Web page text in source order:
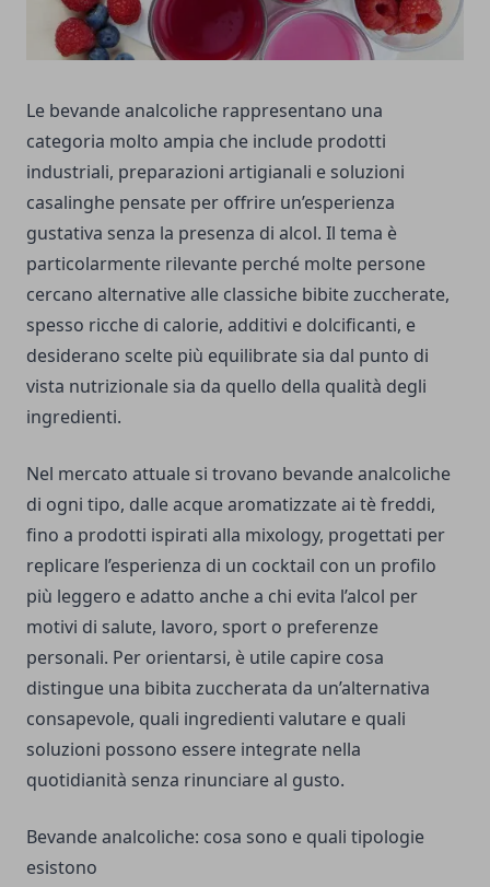
Le bevande analcoliche rappresentano una
categoria molto ampia che include prodotti
industriali, preparazioni artigianali e soluzioni
casalinghe pensate per offrire un’esperienza
gustativa senza la presenza di alcol. Il tema è
particolarmente rilevante perché molte persone
cercano alternative alle classiche bibite zuccherate,
spesso ricche di calorie, additivi e dolcificanti, e
desiderano scelte più equilibrate sia dal punto di
vista nutrizionale sia da quello della qualità degli
ingredienti.
Nel mercato attuale si trovano bevande analcoliche
di ogni tipo, dalle acque aromatizzate ai tè freddi,
fino a prodotti ispirati alla mixology, progettati per
replicare l’esperienza di un cocktail con un profilo
più leggero e adatto anche a chi evita l’alcol per
motivi di salute, lavoro, sport o preferenze
personali. Per orientarsi, è utile capire cosa
distingue una bibita zuccherata da un’alternativa
consapevole, quali ingredienti valutare e quali
soluzioni possono essere integrate nella
quotidianità senza rinunciare al gusto.
Bevande analcoliche: cosa sono e quali tipologie
esistono